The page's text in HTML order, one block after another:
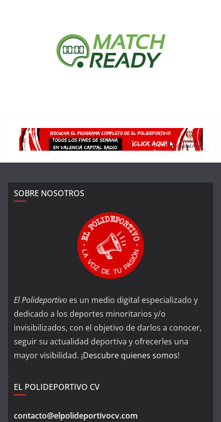
SOBRE NOSOTROS
El Polideportivo es un medio digital especializado y
dedicado a los deportes minoritarios y/o
invisibilizados, con el objetivo de darlos a conocer,
seguir su actualidad deportiva y ofrecerles una
mayor visibilidad. ¡Descubre quienes somos!
EL POLIDEPORTIVO CV
contacto@elpolideportivocv.com